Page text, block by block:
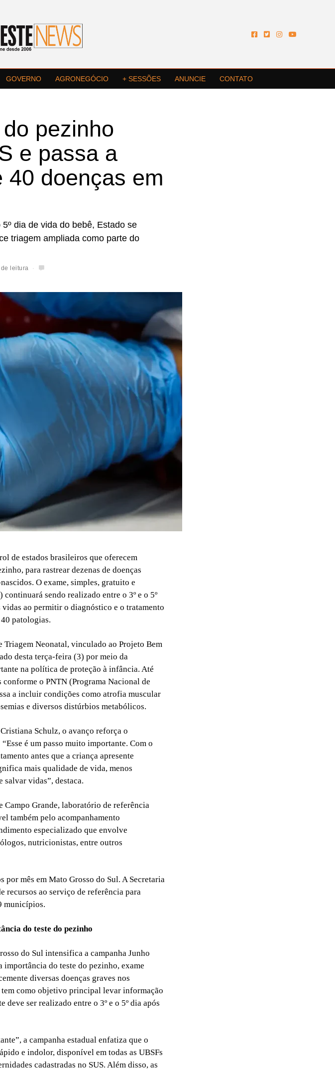
GOVERNO AGRONEGÓCIO + SESSÕES ANUNCIE CONTATO
pezinho
e passa a
40 doenças em
dia de vida do bebê, Estado se
triagem ampliada como parte do
leitura
de estados brasileiros que oferecem
para rastrear dezenas de doenças
O exame, simples, gratuito e
sendo realizado entre o 3º e o 5º
ao permitir o diagnóstico e o tratamento
patologias.
Triagem Neonatal, vinculado ao Projeto Bem
desta terça-feira (3) por meio da
na política de proteção à infância. Até
conforme o PNTN (Programa Nacional de
a incluir condições como atrofia muscular
e diversos distúrbios metabólicos.
Schulz, o avanço reforça o
é um passo muito importante. Com o
antes que a criança apresente
mais qualidade de vida, menos
salvar vidas”, destaca.
Campo Grande, laboratório de referência
também pelo acompanhamento
especializado que envolve
nutricionistas, entre outros
por mês em Mato Grosso do Sul. A Secretaria
recursos ao serviço de referência para
municípios.
do teste do pezinho
do Sul intensifica a campanha Junho
do teste do pezinho, exame
diversas doenças graves nos
como objetivo principal levar informação
ser realizado entre o 3º e o 5º dia após
a campanha estadual enfatiza que o
e indolor, disponível em todas as UBSFs
cadastradas no SUS. Além disso, as